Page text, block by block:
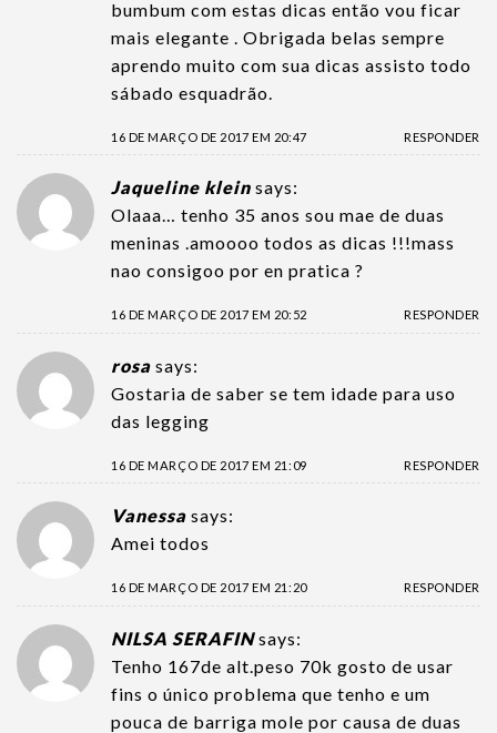
bumbum com estas dicas então vou ficar
mais elegante . Obrigada belas sempre
aprendo muito com sua dicas assisto todo
sábado esquadrão.
16 DE MARÇO DE 2017 EM 20:47 RESPONDER
Jaqueline klein says:
Olaaa… tenho 35 anos sou mae de duas
meninas .amoooo todos as dicas !!!mass
nao consigoo por en pratica ?
16 DE MARÇO DE 2017 EM 20:52 RESPONDER
rosa says:
Gostaria de saber se tem idade para uso
das legging
16 DE MARÇO DE 2017 EM 21:09 RESPONDER
Vanessa says:
Amei todos
16 DE MARÇO DE 2017 EM 21:20 RESPONDER
NILSA SERAFIN says:
Tenho 167de alt.peso 70k gosto de usar
fins o único problema que tenho e um
pouca de barriga mole por causa de duas